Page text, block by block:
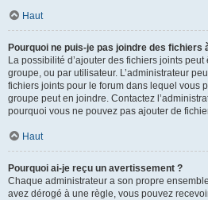
Haut
Pourquoi ne puis-je pas joindre des fichiers
La possibilité d’ajouter des fichiers joints
groupe, ou par utilisateur. L’administrateur
fichiers joints pour le forum dans lequel vous
groupe peut en joindre. Contactez
pourquoi vous ne pouvez pas ajouter de
Haut
Pourquoi ai-je reçu un avertissement ?
Chaque administrateur a son propre
avez dérogé à une règle, vous pouvez